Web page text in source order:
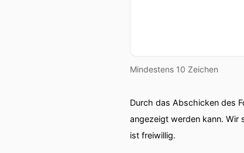
Mindestens 10 Zeichen
Durch das Abschicken des
angezeigt werden kann. Wir
ist freiwillig.